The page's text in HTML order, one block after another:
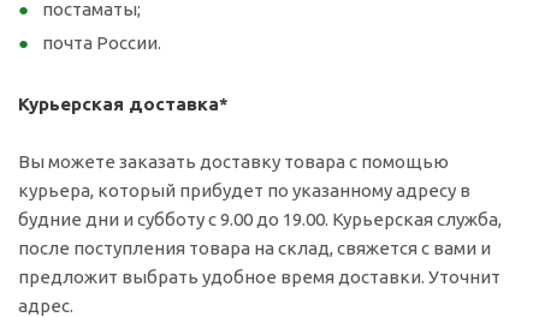
постаматы;
почта России.
Курьерская доставка*
Вы можете заказать доставку товара с помощью
курьера, который прибудет по указанному адресу в
будние дни и субботу с 9.00 до 19.00. Курьерская служба,
после поступления товара на склад, свяжется с вами и
предложит выбрать удобное время доставки. Уточнит
адрес.